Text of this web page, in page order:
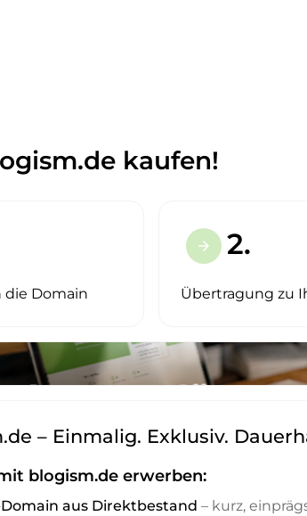
kaufen!
die Domain
arrow_forward 2.
Übertragung zu
– Einmalig. Exklusiv.
blogism.de erwerben:
aus Direktbestand – kurz,